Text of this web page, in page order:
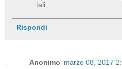
tali.
Rispondi
Anonimo marzo 08, 2017